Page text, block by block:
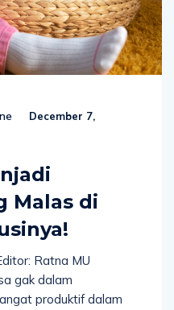
December 7,
Malas di
Ratna MU
gak dalam
produktif dalam